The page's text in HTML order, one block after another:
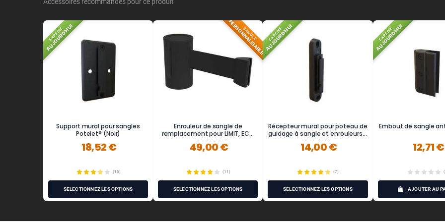
EXPÉDIÉ
AUJOURD'HUI
Support mural pour sangles
Potelet® (Noir)
18,52 €
(15)
SÉLECTIONNEZ LES OPTIONS
SANGLE
PERSONNALISABLE
Enrouleur de sangle de
remplacement pour LIMIT, ECO
ou ECOLOGIQ
49,00 €
(11)
SÉLECTIONNEZ LES OPTIONS
EXPÉDIÉ
AUJOURD'HUI
Récepteur mural pour poteau de
guidage à sangle et enrouleurs -
Potelet®
14,00 €
(7)
SÉLECTIONNEZ LES OPTIONS
EXPÉDIÉ
AUJOURD'HUI
Embout de sangle
12,71 €
AJOUTER AU